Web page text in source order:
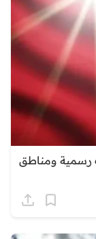
رسمية ومناطق